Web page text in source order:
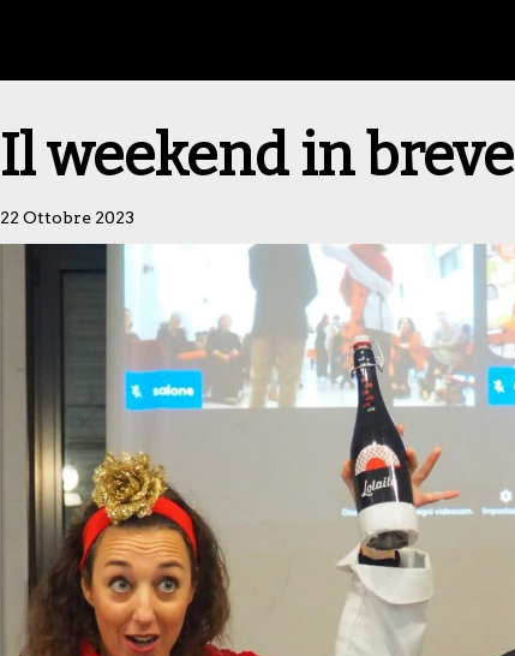
Il weekend in breve
22 Ottobre 2023